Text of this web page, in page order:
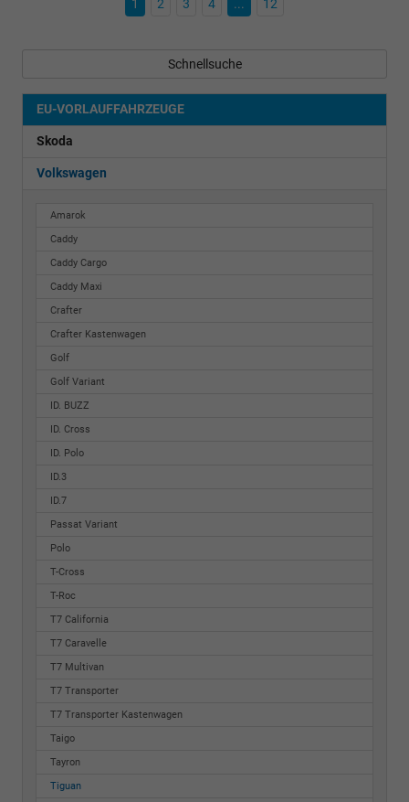
1 2 3 4 ... 12
Schnellsuche
EU-VORLAUFFAHRZEUGE
Skoda
Volkswagen
Amarok
Caddy
Caddy Cargo
Caddy Maxi
Crafter
Crafter Kastenwagen
Golf
Golf Variant
ID. BUZZ
ID. Cross
ID. Polo
ID.3
ID.7
Passat Variant
Polo
T-Cross
T-Roc
T7 California
T7 Caravelle
T7 Multivan
T7 Transporter
T7 Transporter Kastenwagen
Taigo
Tayron
Tiguan